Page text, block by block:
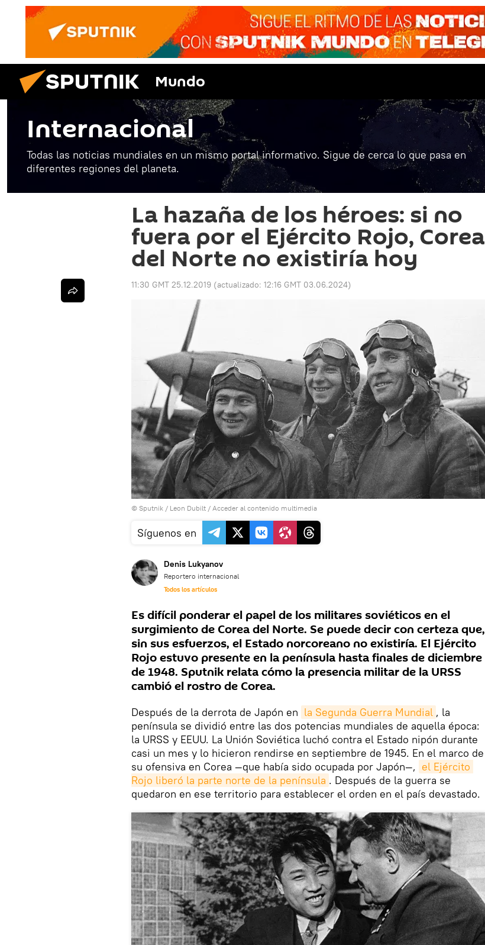
Mundo
Internacional
Todas las noticias mundiales en un mismo portal informativo. Sigue de cerca lo que pasa en
diferentes regiones del planeta.
La hazaña de los héroes: si no
fuera por el Ejército Rojo, Corea
del Norte no existiría hoy
11:30 GMT 25.12.2019 (actualizado: 12:16 GMT 03.06.2024)
© Sputnik / Leon Dubilt / Acceder al contenido multimedia
Síguenos en
Denis Lukyanov
Reportero internacional
Todos los artículos
Es difícil ponderar el papel de los militares soviéticos en el
surgimiento de Corea del Norte. Se puede decir con certeza que,
sin sus esfuerzos, el Estado norcoreano no existiría. El Ejército
Rojo estuvo presente en la península hasta finales de diciembre
de 1948. Sputnik relata cómo la presencia militar de la URSS
cambió el rostro de Corea.
Después de la derrota de Japón en la Segunda Guerra Mundial , la
península se dividió entre las dos potencias mundiales de aquella época:
la URSS y EEUU. La Unión Soviética luchó contra el Estado nipón durante
casi un mes y lo hicieron rendirse en septiembre de 1945. En el marco de
su ofensiva en Corea —que había sido ocupada por Japón—, el Ejército
Rojo liberó la parte norte de la península . Después de la guerra se
quedaron en ese territorio para establecer el orden en el país devastado.